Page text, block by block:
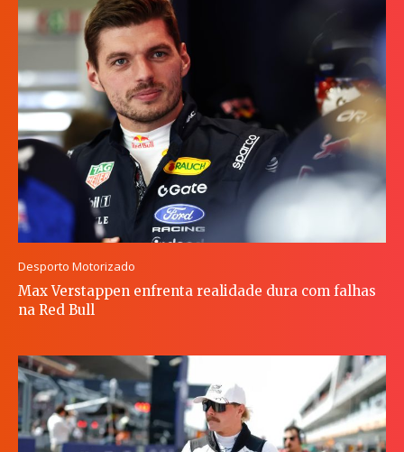
Desporto Motorizado
Max Verstappen enfrenta realidade dura com falhas
na Red Bull